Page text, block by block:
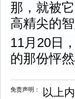
那，就被
高精尖的
11月20日
的那份怦然
免责声明：
以上